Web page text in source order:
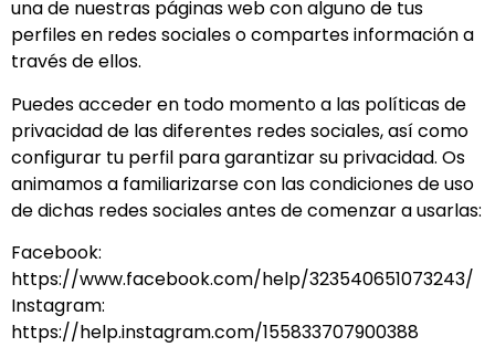
una de nuestras páginas web con alguno de tus
perfiles en redes sociales o compartes información a
través de ellos.
Puedes acceder en todo momento a las políticas de
privacidad de las diferentes redes sociales, así como
configurar tu perfil para garantizar su privacidad. Os
animamos a familiarizarse con las condiciones de uso
de dichas redes sociales antes de comenzar a usarlas:
Facebook:
https://www.facebook.com/help/323540651073243/
Instagram:
https://help.instagram.com/155833707900388